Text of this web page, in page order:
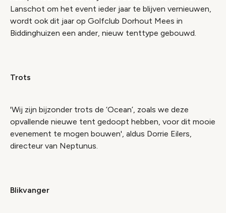
Lanschot om het event ieder jaar te blijven vernieuwen,
wordt ook dit jaar op Golfclub Dorhout Mees in
Biddinghuizen een ander, nieuw tenttype gebouwd.
Trots
'Wij zijn bijzonder trots de ‘Ocean’, zoals we deze
opvallende nieuwe tent gedoopt hebben, voor dit mooie
evenement te mogen bouwen', aldus Dorrie Eilers,
directeur van Neptunus.
Blikvanger